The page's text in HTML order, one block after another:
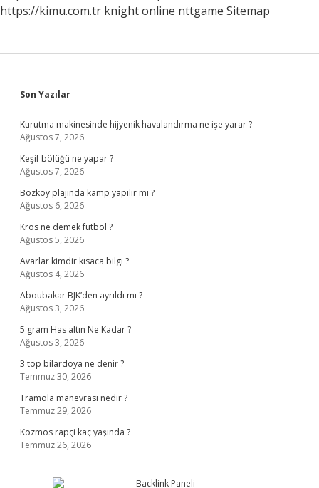
https://kimu.com.tr knight online nttgame Sitemap
Sidebar
Son Yazılar
Kurutma makinesinde hijyenik havalandırma ne işe yarar ?
Ağustos 7, 2026
Keşif bölüğü ne yapar ?
Ağustos 7, 2026
Bozköy plajında kamp yapılır mı ?
Ağustos 6, 2026
Kros ne demek futbol ?
Ağustos 5, 2026
Avarlar kimdir kısaca bilgi ?
Ağustos 4, 2026
Aboubakar BJK’den ayrıldı mı ?
Ağustos 3, 2026
5 gram Has altın Ne Kadar ?
Ağustos 3, 2026
3 top bilardoya ne denir ?
Temmuz 30, 2026
Tramola manevrası nedir ?
Temmuz 29, 2026
Kozmos rapçi kaç yaşında ?
Temmuz 26, 2026